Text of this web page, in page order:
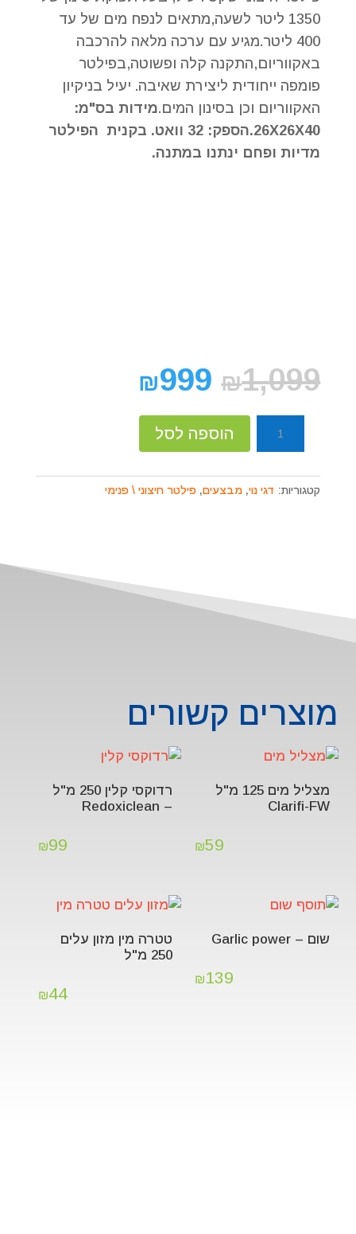
1350 ליטר לשעה,מתאים לנפח מים של עד
400 ליטר.מגיע עם ערכה מלאה להרכבה
באקווריום,התקנה קלה ופשוטה,בפילטר
פומפה ייחודית ליצירת שאיבה. יעיל בניקיון
האקווריום וכן בסינון המים.מידות בס"מ:
26X26X40.הספק: 32 וואט. בקנית הפילטר
מדיות ופחם ינתנו במתנה.
₪1,099
₪999
חיצוני
הוספה לסל
קטגוריות: דגי נוי, מבצעים, פילטר חיצוני \ פנימי
מוצרים קשורים
מצליל מים 125 מ"ל
Clarifi-FW
₪59
רדוקסי קלין 250 מ"ל
– Redoxiclean
₪99
שום – Garlic power
₪139
טטרה מין מזון עלים
250 מ"ל
₪44